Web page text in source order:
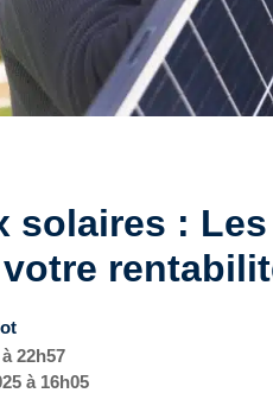
solaires :
22h57
à 16h05